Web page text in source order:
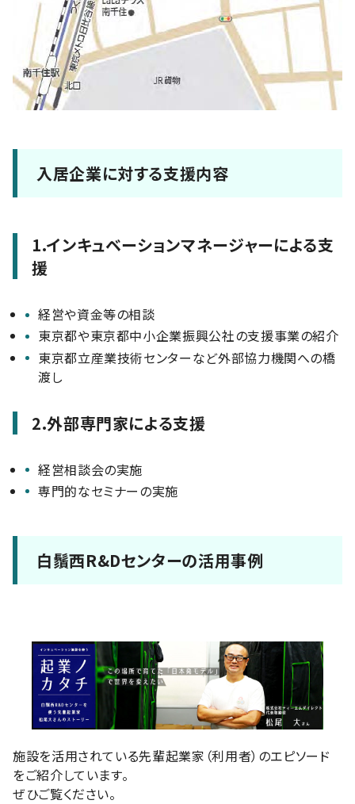
入居企業に対する支援内容
1.インキュベーションマネージャーによる支
援
経営や資金等の相談
東京都や東京都中小企業振興公社の支援事業の紹介
東京都立産業技術センターなど外部協力機関への橋
渡し
2.外部専門家による支援
経営相談会の実施
専門的なセミナーの実施
白鬚西R&Dセンターの活用事例
施設を活用されている先輩起業家（利用者）のエピソード
をご紹介しています。
ぜひご覧ください。